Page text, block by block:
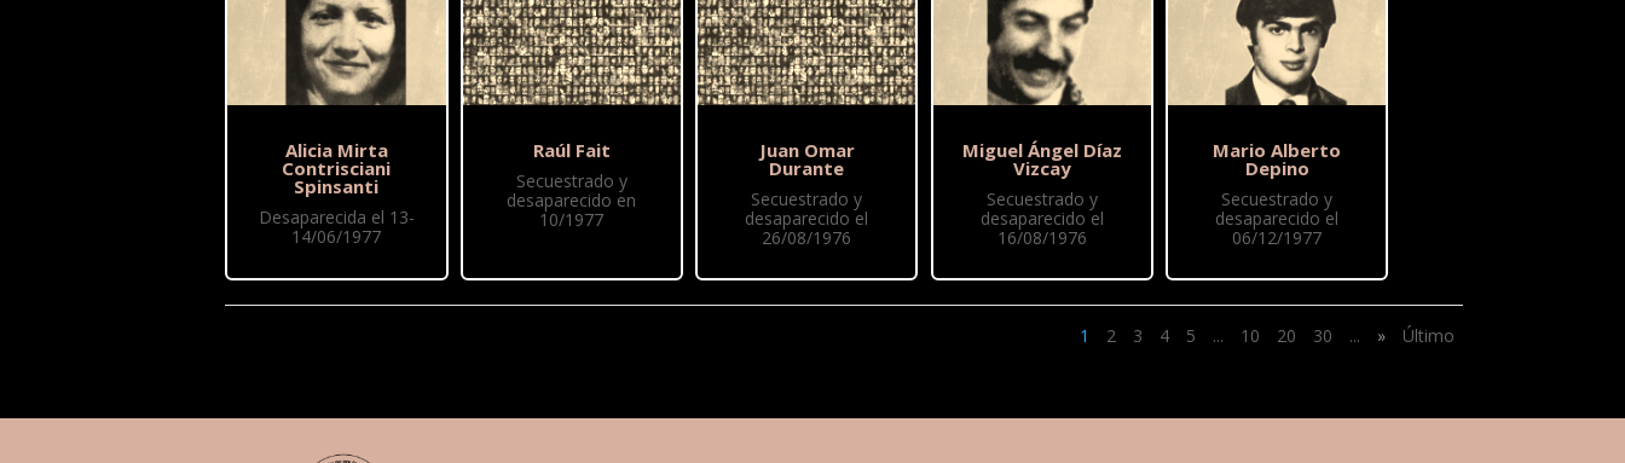
Alicia Mirta
Contrisciani
Spinsanti
Desaparecida el 13-
14/06/1977
Raúl Fait
Secuestrado y
desaparecido en
10/1977
Juan Omar
Durante
Secuestrado y
desaparecido el
26/08/1976
Miguel Ángel Díaz
Vizcay
Secuestrado y
desaparecido el
16/08/1976
Mario Alberto
Depino
Secuestrado y
desaparecido el
06/12/1977
1 2 3 4 5 ... 10 20 30 ... » Último